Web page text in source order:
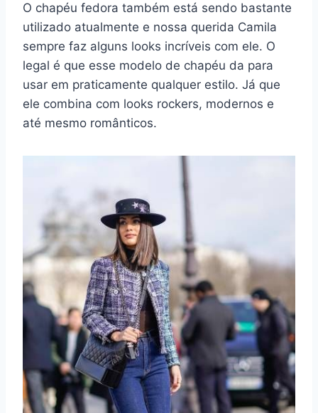
O chapéu fedora também está sendo bastante
utilizado atualmente e nossa querida Camila
sempre faz alguns looks incríveis com ele. O
legal é que esse modelo de chapéu da para
usar em praticamente qualquer estilo. Já que
ele combina com looks rockers, modernos e
até mesmo românticos.